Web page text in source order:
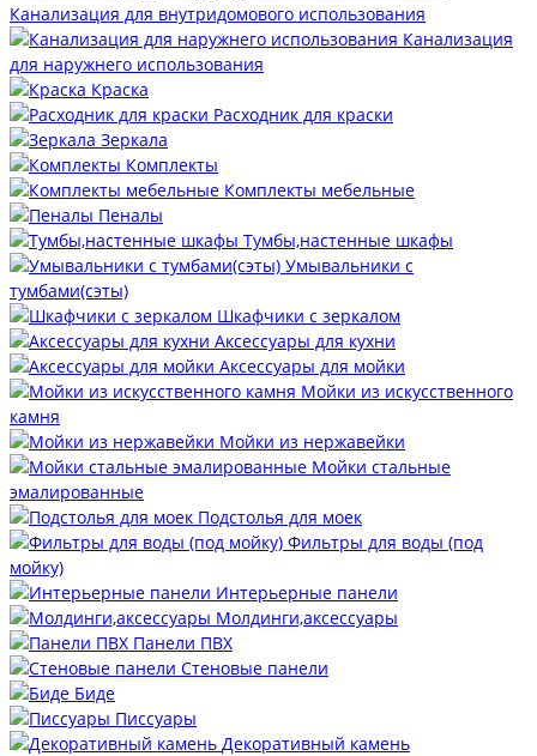
Канализация для внутридомового использования
Канализация
для наружнего использования
Краска
Расходник для краски
Зеркала
Комплекты
Комплекты мебельные
Пеналы
Тумбы,настенные шкафы
Умывальники с
тумбами(сэты)
Шкафчики с зеркалом
Аксессуары для кухни
Аксессуары для мойки
Мойки из искусственного
камня
Мойки из нержавейки
Мойки стальные
эмалированные
Подстолья для моек
Фильтры для воды (под
мойку)
Интерьерные панели
Молдинги,аксессуары
Панели ПВХ
Стеновые панели
Биде
Писсуары
Декоративный камень